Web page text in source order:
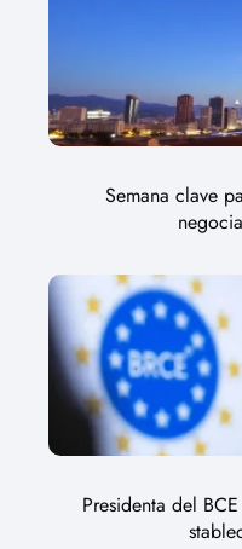
Semana clave
Presidenta del